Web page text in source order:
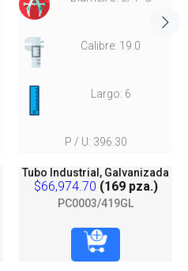
Calibre: 19.0
Largo: 6
P / U: 396.30
Tubo Industrial, Galvanizada
$66,974.70 (169 pza.)
PC0003/419GL